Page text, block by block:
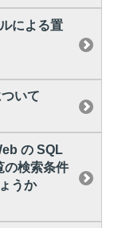
による置
いて
の SQL
の検索条件
うか